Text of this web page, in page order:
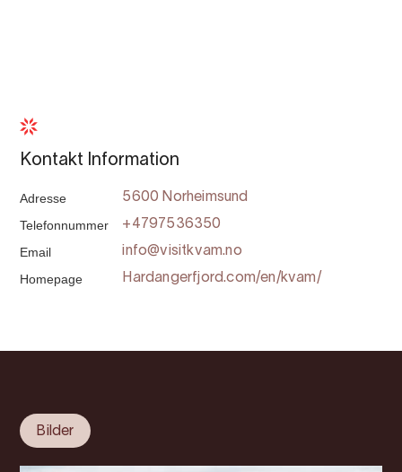
Kontakt Information
Adresse 5600 Norheimsund
Telefonnummer +4797536350
Email info@visitkvam.no
Homepage Hardangerfjord.com/en/kvam/
Bilder